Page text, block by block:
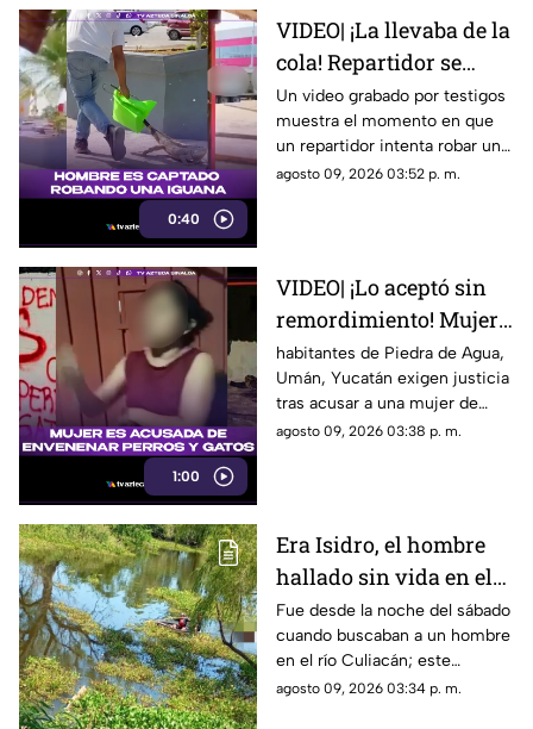
0:40
VIDEO| ¡La llevaba de la
cola! Repartidor se
intenta robar a una
iguana
Un video grabado por testigos
muestra el momento en que
un repartidor intenta robar una
iguana verde en Tuxpan,
agosto 09, 2026 03:52 p. m.
1:00
VIDEO| ¡Lo aceptó sin
remordimiento! Mujer
es acusada de
ENV3NEN4R perros y
gatos
habitantes de Piedra de Agua,
Umán, Yucatán exigen justicia
tras acusar a una mujer de
env3nen4r a dos perros y un
agosto 09, 2026 03:38 p. m.
Era Isidro, el hombre
hallado sin vida en el
río Culiacán, en
Navolato
Fue desde la noche del sábado
cuando buscaban a un hombre
en el río Culiacán; este
domingo fue localizado sin
agosto 09, 2026 03:34 p. m.